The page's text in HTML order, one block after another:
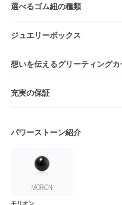
選べるゴム紐の種類
ジュエリーボックス
想いを伝えるグリーティングカ
充実の保証
パワーストーン紹介
モリオン